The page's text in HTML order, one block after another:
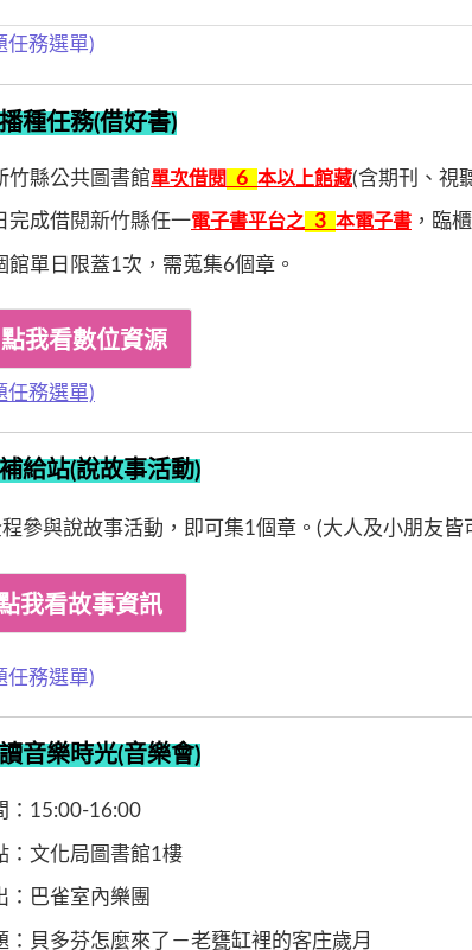
任務選單)
種任務(借好書)
竹縣公共圖書館單次借閱 6 本以上館藏(含期刊、視
完成借閱新竹縣任一電子書平台之 3 本電子書 ，臨
館單日限蓋1次，需蒐集6個章。
任務選單)
給站(說故事活動)
參與說故事活動，即可集1個章。(大人及小朋友皆
任務選單)
音樂時光(音樂會)
：15:00-16:00
：文化局圖書館1樓
：巴雀室內樂團
：貝多芬怎麼來了－老甕缸裡的客庄歲月